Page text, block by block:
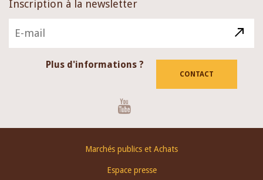
Inscription à la newsletter
Plus d'informations ?
CONTACT
Marchés publics et Achats
Espace presse